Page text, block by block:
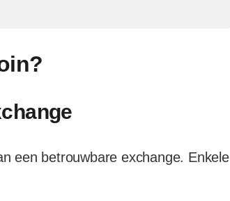
een betrouwbare exchange. Enkele